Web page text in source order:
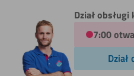
Gięcia (na
Powlekania
Dział
7:00
Dział